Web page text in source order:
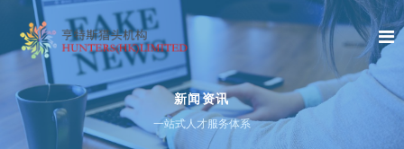
新闻资讯
一站式人才服务体系